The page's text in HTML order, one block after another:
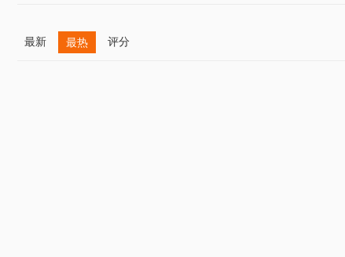
最新 最热 评分